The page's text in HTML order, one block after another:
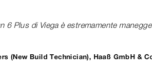
6 Plus di Viega è estremamente
(New Build Technician), Haaß GmbH &